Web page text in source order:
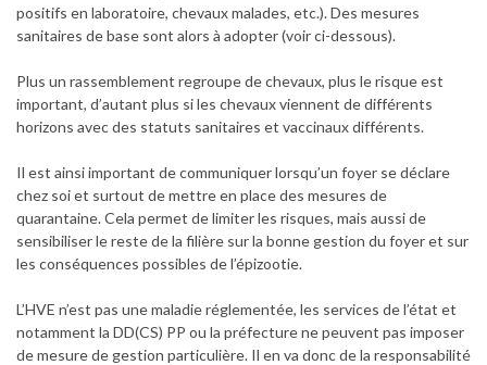
positifs en laboratoire, chevaux malades, etc.). Des mesures
sanitaires de base sont alors à adopter (voir ci-dessous).
Plus un rassemblement regroupe de chevaux, plus le risque est
important, d’autant plus si les chevaux viennent de différents
horizons avec des statuts sanitaires et vaccinaux différents.
Il est ainsi important de communiquer lorsqu’un foyer se déclare
chez soi et surtout de mettre en place des mesures de
quarantaine. Cela permet de limiter les risques, mais aussi de
sensibiliser le reste de la filière sur la bonne gestion du foyer et sur
les conséquences possibles de l’épizootie.
L’HVE n’est pas une maladie réglementée, les services de l’état et
notamment la DD(CS) PP ou la préfecture ne peuvent pas imposer
de mesure de gestion particulière. Il en va donc de la responsabilité